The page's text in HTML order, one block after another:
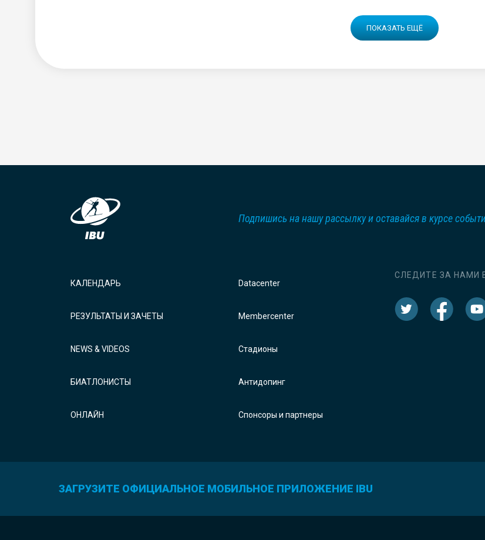
ПОКАЗАТЬ ЕЩЁ
Подпишись на нашу рассылку и оставайся в курсе
КАЛЕНДАРЬ
РЕЗУЛЬТАТЫ И ЗАЧЕТЫ
NEWS & VIDEOS
БИАТЛОНИСТЫ
ОНЛАЙН
Datacenter
Membercenter
Стадионы
Антидопинг
Спонсоры и партнеры
СЛЕДИТЕ ЗА НАМИ
ЗАГРУЗИТЕ ОФИЦИАЛЬНОЕ МОБИЛЬНОЕ ПРИЛОЖЕНИЕ IBU